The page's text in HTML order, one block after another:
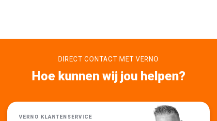
DIRECT CONTACT MET VERNO
Hoe kunnen wij jou helpen?
VERNO KLANTENSERVICE